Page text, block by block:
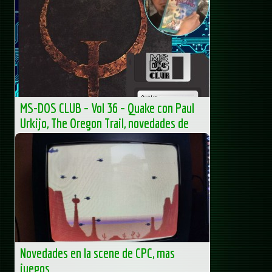
MS-DOS CLUB – Vol 59 – El IBM PS1, novedades de
ExoDOS y divagaciones sobre ID Software El listado del
disquete VOL 59 es: Presentación: 00:02:51 Autoexec.bat:...
MS-DOS Club - Club de Informática clásica - Obsoletos
pero orgullosos
MS-DOS CLUB – Vol 36 – Quake con Paul
Urkijo, The Oregon Trail, novedades de
ExoDOS y EMBM.
MS-DOS CLUB – Vol 36 – Quake con Paul Urkijo, The
Oregon Trail, novedades de... La entrada MS-DOS CLUB –
Vol 36 – Quake con Paul Urkijo, The Oregon Trail,...
MS-DOS Club - Club de Informática clásica - Obsoletos
pero orgullosos
Novedades en la scene de CPC, mas
juegos